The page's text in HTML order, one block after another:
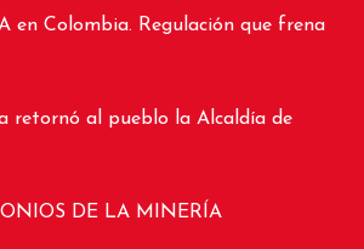
en Colombia. Regulación que frena
retornó al pueblo la Alcaldía de
DE LA MINERÍA